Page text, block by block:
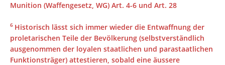
Munition (Waffengesetz, WG) Art. 4-6 und Art. 28
6 Historisch lässt sich immer wieder die Entwaffnung der
proletarischen Teile der Bevölkerung (selbstverständlich
ausgenommen der loyalen staatlichen und parastaatlichen
Funktionsträger) attestieren, sobald eine äussere